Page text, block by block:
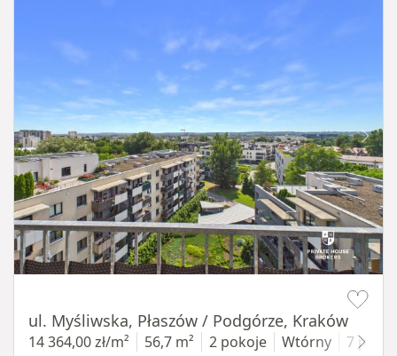
ul. Myśliwska, Płaszów / Podgórze, Kraków
14 364,00 zł/m² 56,7 m² 2 pokoje Wtórny 7